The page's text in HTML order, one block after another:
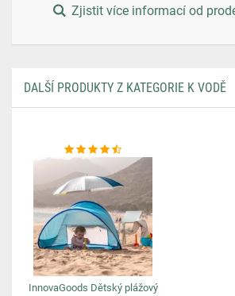
Zjistit více informací od
DALŠÍ PRODUKTY Z KATEGORIE K VODĚ
InnovaGoods Dětský plážový